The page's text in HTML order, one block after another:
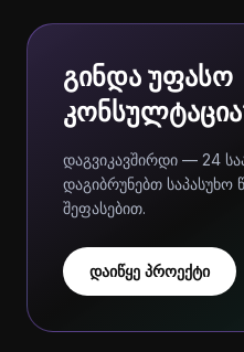
გინდა უფასო
დაგვიკავშირდი — 24
დაგიბრუნებთ
შეფასებით.
დაიწყე პროექტი